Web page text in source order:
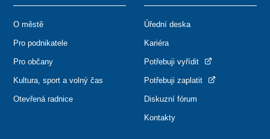
O městě
Pro podnikatele
Pro občany
Kultura, sport a volný čas
Otevřená radnice
Úřední deska
Kariéra
Potřebuji vyřídit
Potřebuji zaplatit
Diskuzní fórum
Kontakty